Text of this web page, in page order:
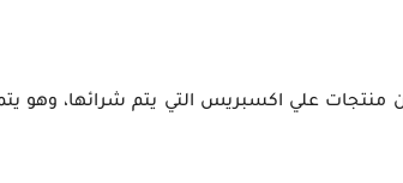
علي اكسبريس التي يتم شرائها، وهو